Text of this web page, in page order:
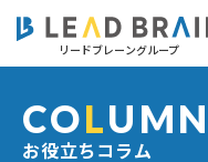
リードブレーングループ
お役立ちコラム
COLUMN